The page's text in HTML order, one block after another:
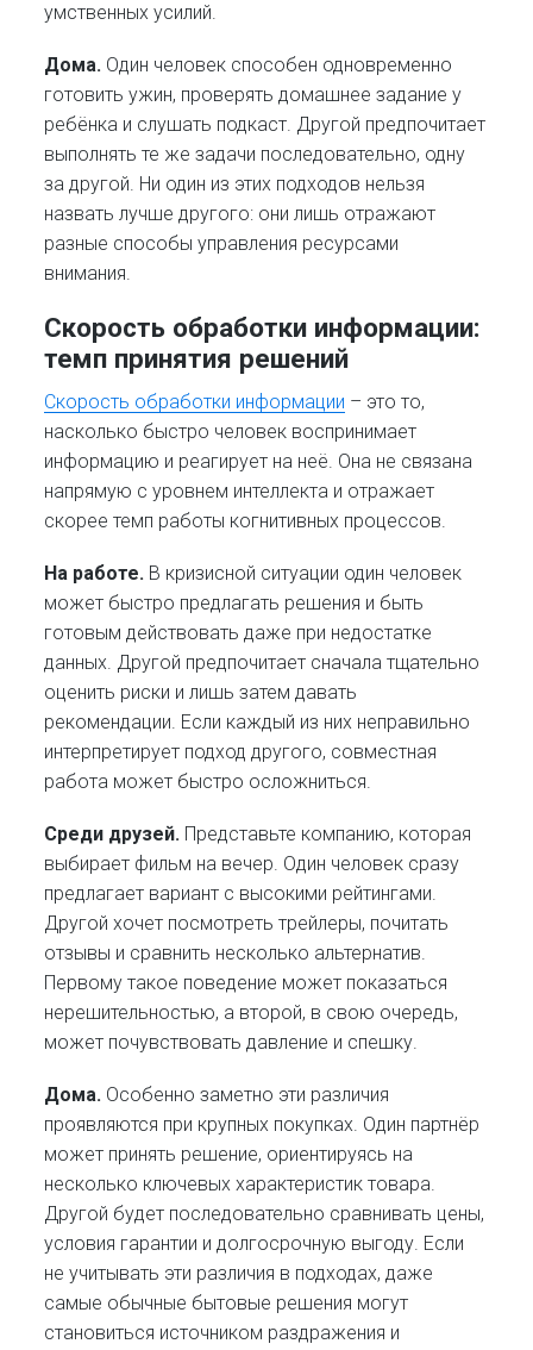
умственных усилий.
Дома. Один человек способен одновременно
готовить ужин, проверять домашнее задание у
ребёнка и слушать подкаст. Другой предпочитает
выполнять те же задачи последовательно, одну
за другой. Ни один из этих подходов нельзя
назвать лучше другого: они лишь отражают
разные способы управления ресурсами
внимания.
Скорость обработки информации:
темп принятия решений
Скорость обработки информации – это то,
насколько быстро человек воспринимает
информацию и реагирует на неё. Она не связана
напрямую с уровнем интеллекта и отражает
скорее темп работы когнитивных процессов.
На работе. В кризисной ситуации один человек
может быстро предлагать решения и быть
готовым действовать даже при недостатке
данных. Другой предпочитает сначала тщательно
оценить риски и лишь затем давать
рекомендации. Если каждый из них неправильно
интерпретирует подход другого, совместная
работа может быстро осложниться.
Среди друзей. Представьте компанию, которая
выбирает фильм на вечер. Один человек сразу
предлагает вариант с высокими рейтингами.
Другой хочет посмотреть трейлеры, почитать
отзывы и сравнить несколько альтернатив.
Первому такое поведение может показаться
нерешительностью, а второй, в свою очередь,
может почувствовать давление и спешку.
Дома. Особенно заметно эти различия
проявляются при крупных покупках. Один партнёр
может принять решение, ориентируясь на
несколько ключевых характеристик товара.
Другой будет последовательно сравнивать цены,
условия гарантии и долгосрочную выгоду. Если
не учитывать эти различия в подходах, даже
самые обычные бытовые решения могут
становиться источником раздражения и